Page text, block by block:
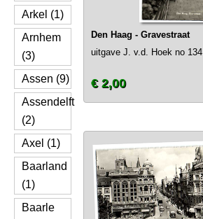
Arkel (1)
Arnhem
(3)
Assen (9)
Assendelft
(2)
Axel (1)
Baarland
(1)
Baarle
Den Haag - Gravestraat
uitgave J. v.d. Hoek no 134
€ 2,00